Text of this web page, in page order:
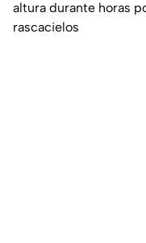
altura durante horas
rascacielos